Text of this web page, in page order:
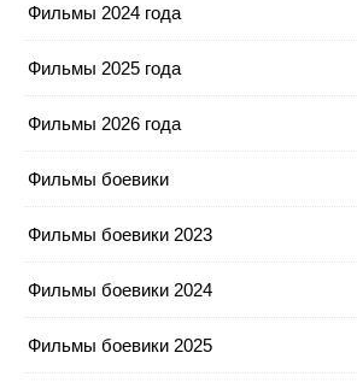
Фильмы 2024 года
Фильмы 2025 года
Фильмы 2026 года
Фильмы боевики
Фильмы боевики 2023
Фильмы боевики 2024
Фильмы боевики 2025